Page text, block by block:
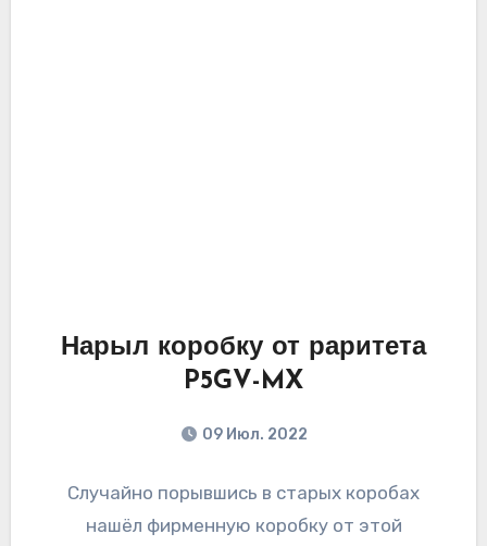
Нарыл коробку от раритета
P5GV-MX
09 Июл. 2022
Случайно порывшись в старых коробах
нашёл фирменную коробку от этой